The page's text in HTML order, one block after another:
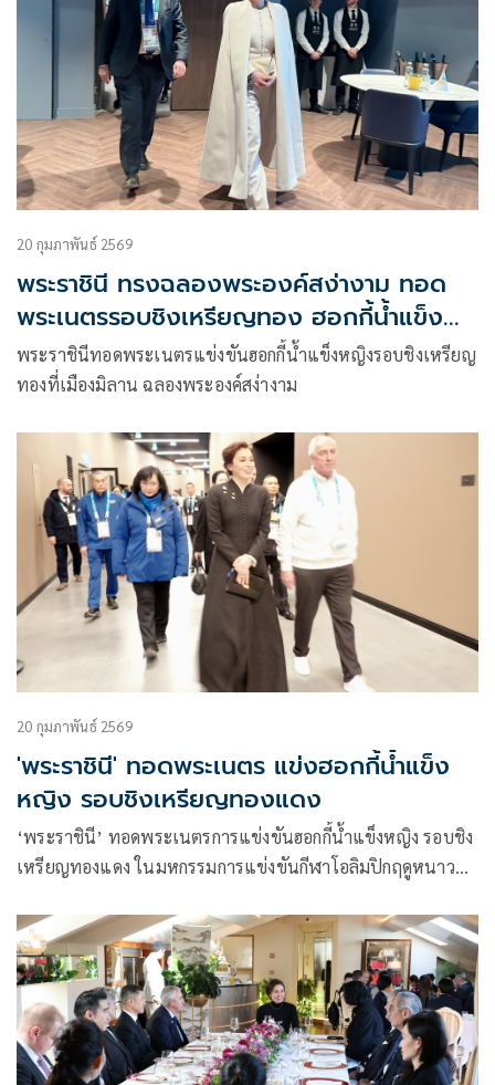
20 กุมภาพันธ์ 2569
พระราชินี ทรงฉลองพระองค์สง่างาม ทอด
พระเนตรรอบชิงเหรียญทอง ฮอกกี้น้ำแข็ง
หญิง
พระราชินีทอดพระเนตรแข่งขันฮอกกี้น้ำแข็งหญิงรอบชิงเหรียญ
ทองที่เมืองมิลาน ฉลองพระองค์สง่างาม
20 กุมภาพันธ์ 2569
'พระราชินี' ทอดพระเนตร แข่งฮอกกี้น้ำแข็ง
หญิง รอบชิงเหรียญทองแดง
‘พระราชินี’ ทอดพระเนตรการแข่งขันฮอกกี้น้ำแข็งหญิง รอบชิง
เหรียญทองแดง ในมหกรรมการแข่งขันกีฬาโอลิมปิกฤดูหนาว